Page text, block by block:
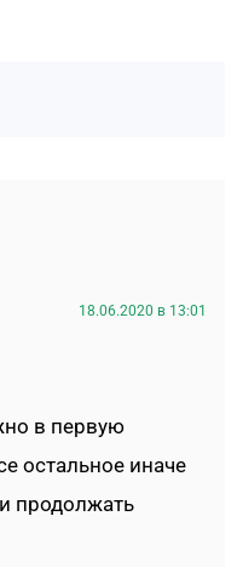
18.06.2020 в 13:01
в первую
остальное иначе
продолжать